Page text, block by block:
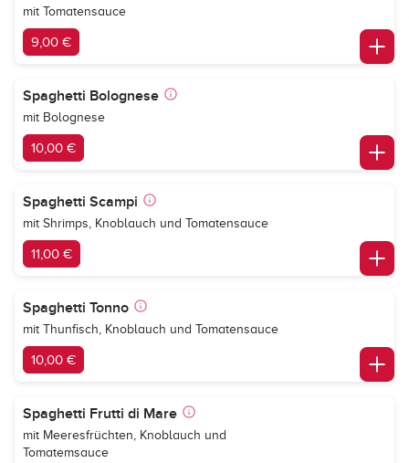
mit Tomatensauce
9,00 €
Spaghetti Bolognese
mit Bolognese
10,00 €
Spaghetti Scampi
mit Shrimps, Knoblauch und Tomatensauce
11,00 €
Spaghetti Tonno
mit Thunfisch, Knoblauch und Tomatensauce
10,00 €
Spaghetti Frutti di Mare
mit Meeresfrüchten, Knoblauch und
Tomatemsauce